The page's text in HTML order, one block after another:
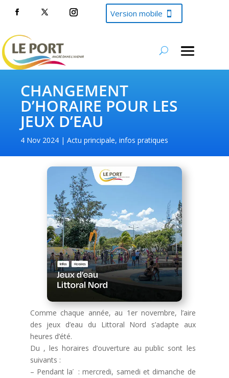
Version mobile
CHANGEMENT
D’HORAIRE POUR LES
JEUX D’EAU
4 Nov 2024 Actu principale,infos pratiques
Comme chaque année, au 1er novembre, l’aire
des jeux d’eau du Littoral Nord s’adapte aux
heures d’été.
Du , les horaires d’ouverture au public sont les
suivants :
– Pendant la ́ : mercredi, samedi et dimanche de